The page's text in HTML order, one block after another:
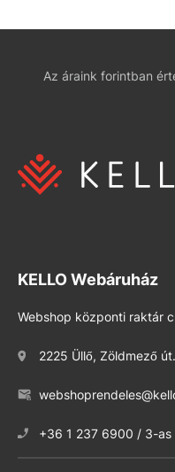
Az áraink forintban
KELLO Webáruház
Webshop központi raktár
2225 Üllő, Zöldmező
+36 1 237 6900 / 3-as